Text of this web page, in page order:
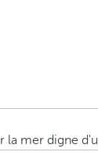
la mer digne